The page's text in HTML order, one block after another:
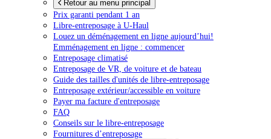
Retour au menu principal
Prix garanti pendant 1 an
Libre-entreposage à U-Haul
Louez un déménagement en ligne aujourd’hui!
Emménagement en ligne : commencer
Entreposage climatisé
Entreposage de VR, de voiture et de bateau
Guide des tailles d'unités de libre-entreposage
Entreposage extérieur/accessible en voiture
Payer ma facture d'entreposage
FAQ
Conseils sur le libre-entreposage
Fournitures d’entreposage